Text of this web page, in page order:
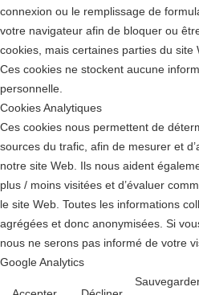
connexion ou le remplissage de
votre navigateur afin de bloquer ou
cookies, mais certaines parties du site
Ces cookies ne stockent aucune
personnelle.
Cookies Analytiques
Ces cookies nous permettent de
sources du trafic, afin de mesurer et
notre site Web. Ils nous aident
plus / moins visitées et d’évaluer
le site Web. Toutes les informations
agrégées et donc anonymisées. Si
nous ne serons pas informé de votre
Google Analytics